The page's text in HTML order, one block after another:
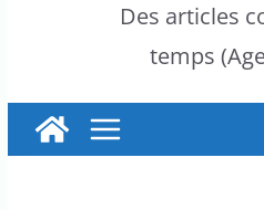
Des articles
temps